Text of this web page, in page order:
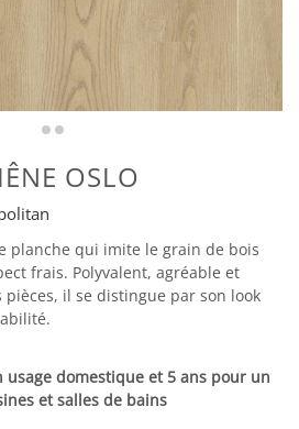
OSLO
planche qui imite le grain de bois
frais. Polyvalent, agréable et
il se distingue par son look
usage domestique et 5 ans pour un
et salles de bains